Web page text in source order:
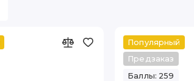
Популярный
Предзаказ
Баллы: 259